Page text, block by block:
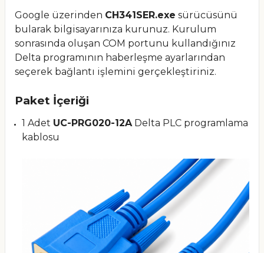
Google üzerinden CH341SER.exe sürücüsünü
bularak bilgisayarınıza kurunuz. Kurulum
sonrasında oluşan COM portunu kullandığınız
Delta programının haberleşme ayarlarından
seçerek bağlantı işlemini gerçekleştiriniz.
Paket İçeriği
1 Adet UC-PRG020-12ADelta PLC programlama
kablosu